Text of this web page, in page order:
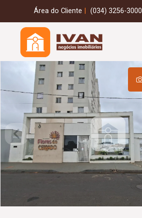
Área do Cliente (034) 3256-3000